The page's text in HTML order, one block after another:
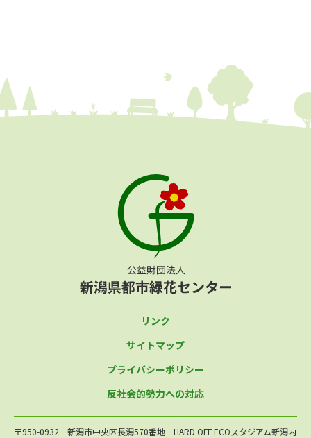
リンク
サイトマップ
プライバシーポリシー
反社会的勢力への対応
〒950-0932 新潟市中央区長潟570番地 HARD OFF ECOスタジアム新潟内